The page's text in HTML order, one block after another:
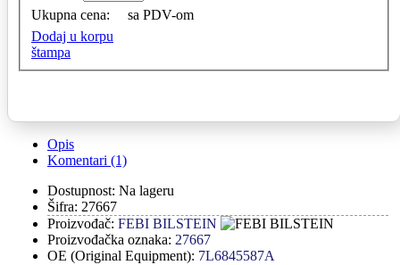
Ukupna cena:
sa PDV-om
Dodaj u korpu
štampa
Opis
Komentari (1)
Dostupnost: Na lageru
Šifra: 27667
Proizvođač: FEBI BILSTEIN
Proizvođačka oznaka: 27667
OE (Original Equipment): 7L6845587A